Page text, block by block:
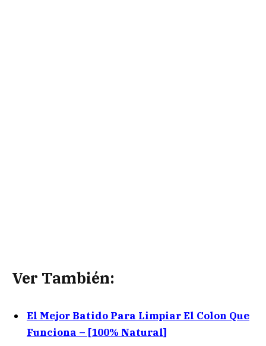
Ver También:
El Mejor Batido Para Limpiar El Colon Que
Funciona – [100% Natural]